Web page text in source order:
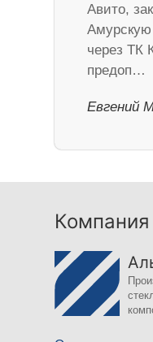
Авито,
Амурскую
через ТК
предоп…
​Евгений
Компания